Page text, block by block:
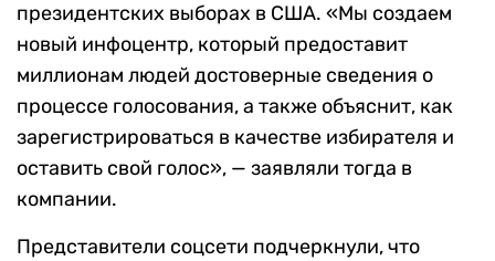
президентских выборах в США. «Мы создаем
новый инфоцентр, который предоставит
миллионам людей достоверные сведения о
процессе голосования, а также объяснит, как
зарегистрироваться в качестве избирателя и
оставить свой голос», — заявляли тогда в
компании.
Представители соцсети подчеркнули, что